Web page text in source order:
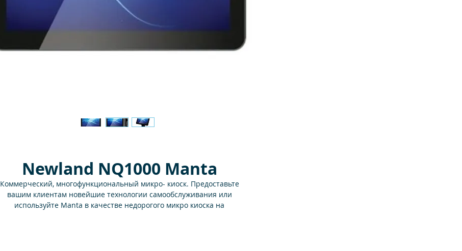
Newland NQ1000 Manta
Коммерческий, многофункциональный микро- киоск. Предоставьте
вашим клиентам новейшие технологии самообслуживания или
используйте Manta в качестве недорогого микро киоска на